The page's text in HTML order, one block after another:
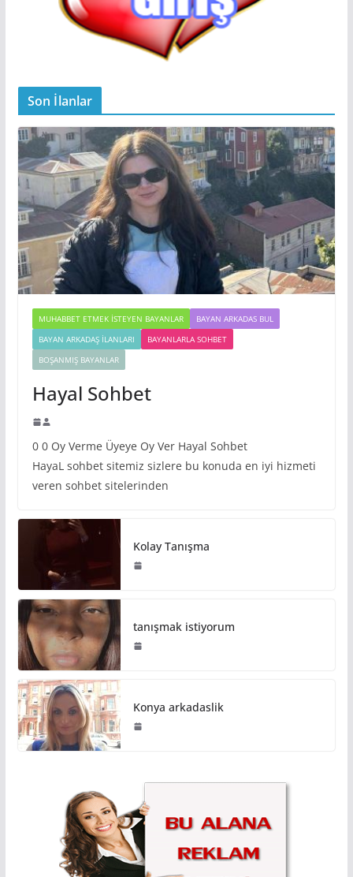
Son İlanlar
MUHABBET ETMEK İSTEYEN BAYANLAR
BAYAN ARKADAS BUL
BAYAN ARKADAŞ İLANLARI
BAYANLARLA SOHBET
BOŞANMIŞ BAYANLAR
Hayal Sohbet
0 0 Oy Verme Üyeye Oy Ver Hayal Sohbet
HayaL sohbet sitemiz sizlere bu konuda en iyi hizmeti
veren sohbet sitelerinden
Kolay Tanışma
tanışmak istiyorum
Konya arkadaslik